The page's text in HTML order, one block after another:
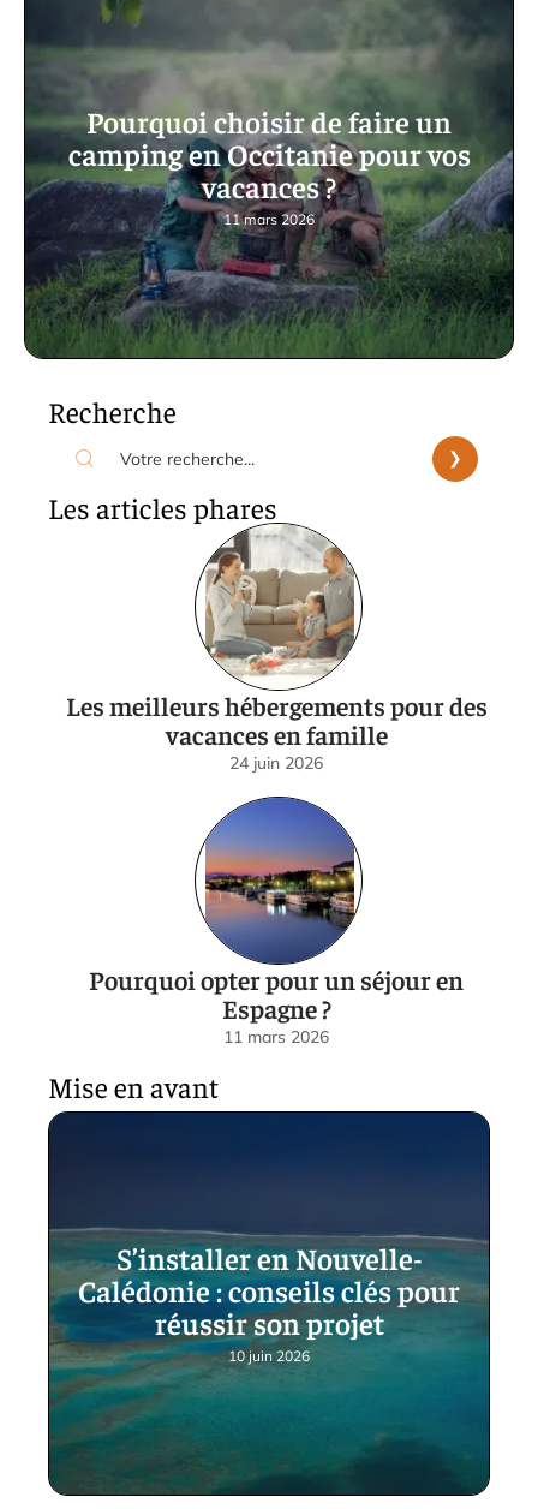
Pourquoi choisir de faire un
camping en Occitanie pour vos
vacances ?
11 mars 2026
Recherche
Les articles phares
Les meilleurs hébergements pour des
vacances en famille
24 juin 2026
Pourquoi opter pour un séjour en
Espagne ?
11 mars 2026
Mise en avant
S’installer en Nouvelle-
Calédonie : conseils clés pour
réussir son projet
10 juin 2026